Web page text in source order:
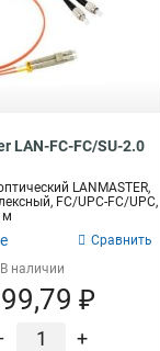
FC/PC-ST/PC 40
LC/APC-ST/UPC
APC-SC/UPC
APC-LC/UPC 40
APC-ST/UPC 40
APC-SC/APC
ST/APC-ST/APC
LAN-FC-FC/SU-2.0
LANMASTER,
FC/UPC-FC/UPC,
м
Сравнить
В наличии
₽
+